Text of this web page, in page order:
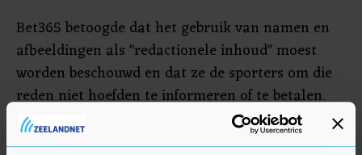
Bet365 betoogde dat het gebruik van namen en
afbeeldingen als "redactionele inhoud" moest
worden beschouwd en dat ze de sporters om die
reden niet hoefden te informeren of te betalen.
De rechtbank oordeelde dat het om marketing
ging waarvoor toestemming nodig was.